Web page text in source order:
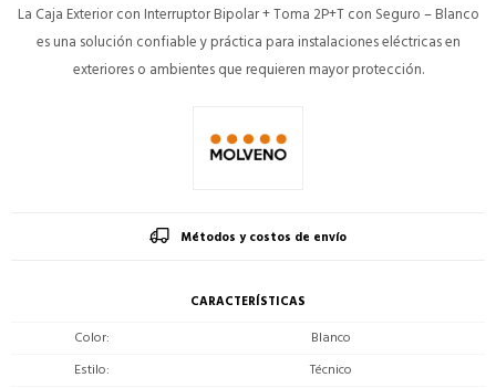
La Caja Exterior con Interruptor Bipolar + Toma 2P+T con Seguro – Blanco
es una solución confiable y práctica para instalaciones eléctricas en
exteriores o ambientes que requieren mayor protección.
Métodos y costos de envío
CARACTERÍSTICAS
Color
Blanco
Estilo
Técnico